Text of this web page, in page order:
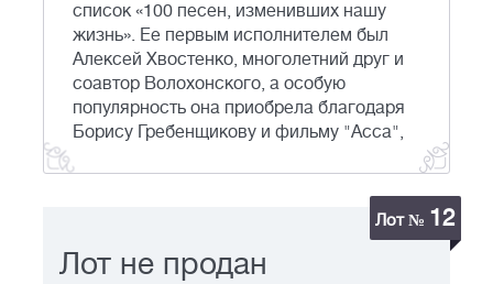
список «100 песен, изменивших нашу
жизнь». Ее первым исполнителем был
Алексей Хвостенко, многолетний друг и
соавтор Волохонского, а особую
популярность она приобрела благодаря
Борису Гребенщикову и фильму "Асса",
Лот № 12
Лот не продан